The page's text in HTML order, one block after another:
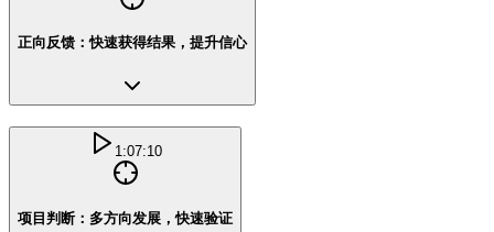
正向反馈：快速获得结果，提升信心
1:07:10
项目判断：多方向发展，快速验证